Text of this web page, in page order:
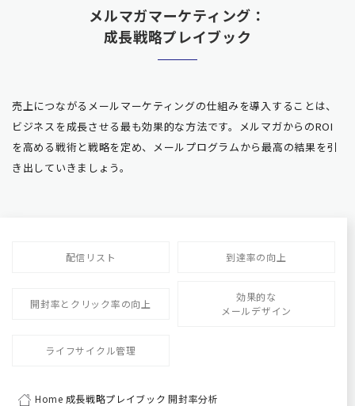
メルマガマーケティング：
成長戦略プレイブック
売上につながるメールマーケティングの仕組みを導入することは、
ビジネスを成長させる最も効果的な方法です。メルマガからのROI
を高める戦術と戦略を定め、メールプログラムから最高の結果を引
き出していきましょう。
配信リスト 到達率の向上
開封率とクリック率の向上
効果的な
メールデザイン
ライフサイクル管理
Home 成長戦略プレイブック 開封率分析